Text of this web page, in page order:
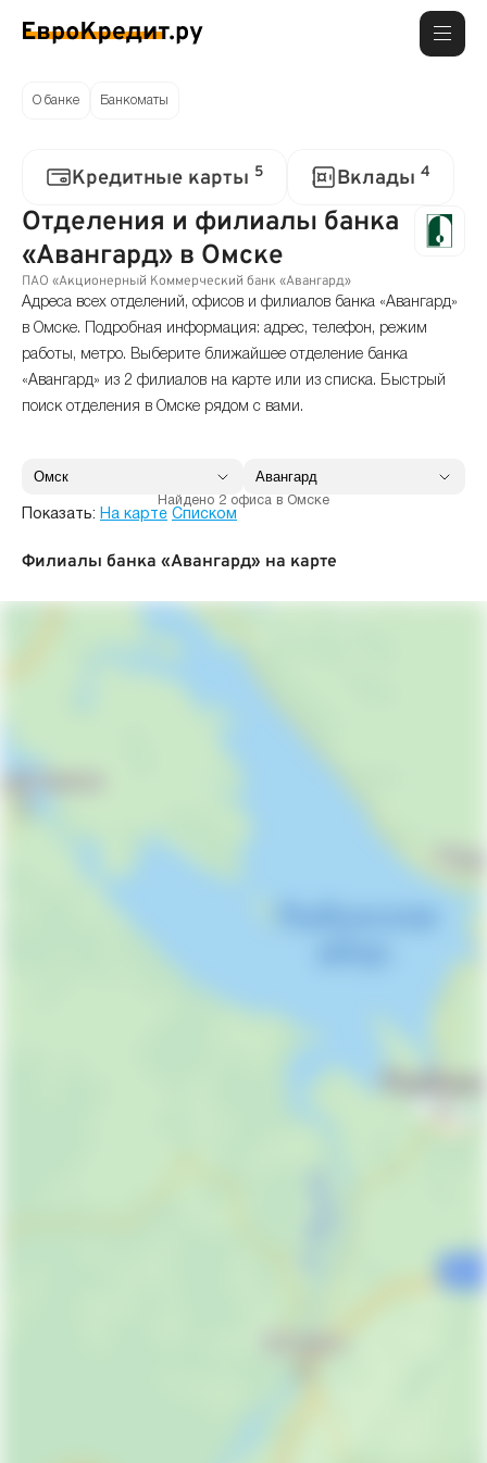
О банке Банкоматы
Кредитные карты 5 Вклады 4
Отделения и филиалы банка
«Авангард» в Омске
ПАО «Акционерный Коммерческий банк «Авангард»
Адреса всех отделений, офисов и филиалов банка «Авангард»
в Омске. Подробная информация: адрес, телефон, режим
работы, метро. Выберите ближайшее отделение банка
«Авангард» из 2 филиалов на карте или из списка. Быстрый
поиск отделения в Омске рядом с вами.
Найдено 2 офиса в Омске
Показать: На карте Списком
Филиалы банка «Авангард» на карте